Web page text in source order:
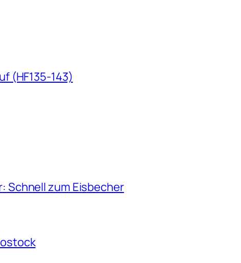
(HF135-143)
Schnell zum Eisbecher